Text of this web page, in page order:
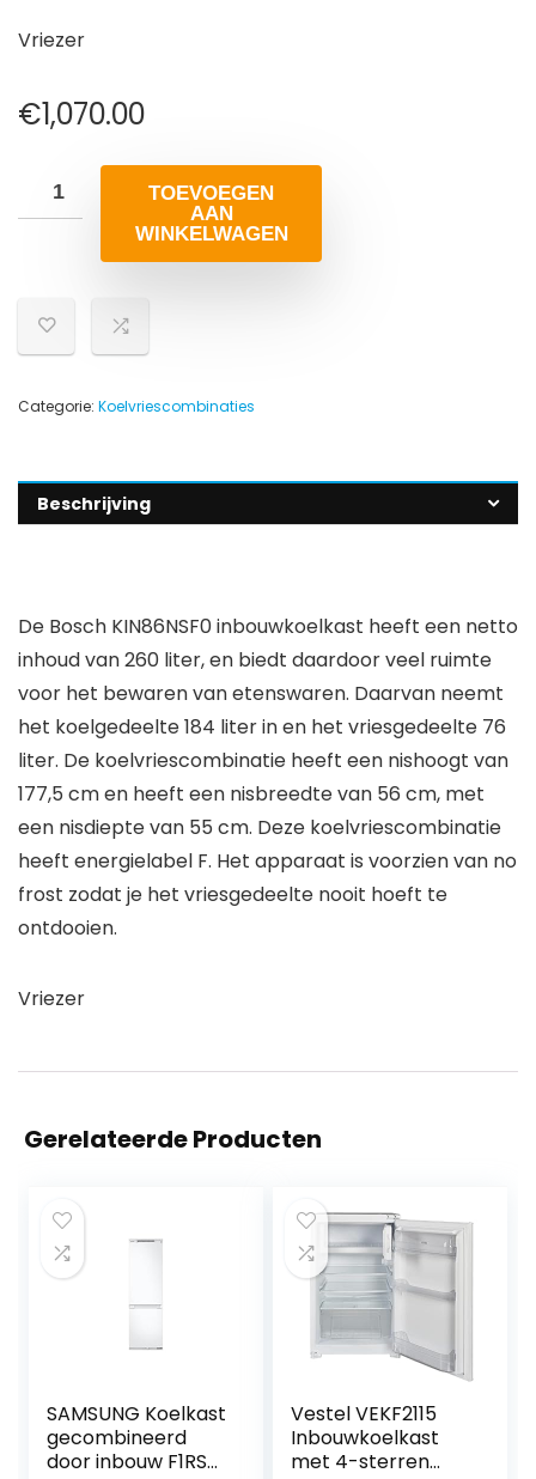
Vriezer
€1,070.00
TOEVOEGEN
AAN
WINKELWAGEN
Categorie: Koelvriescombinaties
Beschrijving
De Bosch KIN86NSF0 inbouwkoelkast heeft een netto
inhoud van 260 liter, en biedt daardoor veel ruimte
voor het bewaren van etenswaren. Daarvan neemt
het koelgedeelte 184 liter in en het vriesgedeelte 76
liter. De koelvriescombinatie heeft een nishoogt van
177,5 cm en heeft een nisbreedte van 56 cm, met
een nisdiepte van 55 cm. Deze koelvriescombinatie
heeft energielabel F. Het apparaat is voorzien van no
frost zodat je het vriesgedeelte nooit hoeft te
ontdooien.
Vriezer
Gerelateerde Producten
SAMSUNG Koelkast
gecombineerd
door inbouw F1RST
Vestel VEKF2115
Inbouwkoelkast
met 4-sterren